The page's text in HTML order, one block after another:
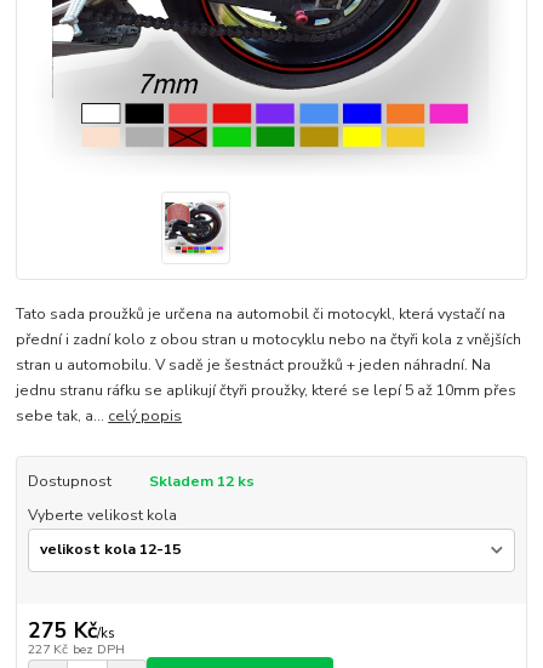
Tato sada proužků je určena na automobil či motocykl, která vystačí na
přední i zadní kolo z obou stran u motocyklu nebo na čtyři kola z vnějších
stran u automobilu. V sadě je šestnáct proužků + jeden náhradní. Na
jednu stranu ráfku se aplikují čtyři proužky, které se lepí 5 až 10mm přes
sebe tak, a... celý popis
Dostupnost
Skladem 12 ks
Vyberte velikost kola
275 Kč/ks
227 Kč bez DPH